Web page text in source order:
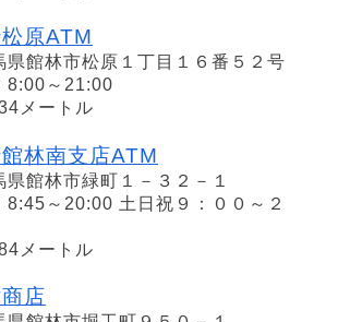
原ATM
県館林市松原１丁目１６番５２号
8:00～21:00
メートル
林南支店ATM
県館林市緑町１－３２－１
8:45～20:00 土日祝９：００～２
メートル
店